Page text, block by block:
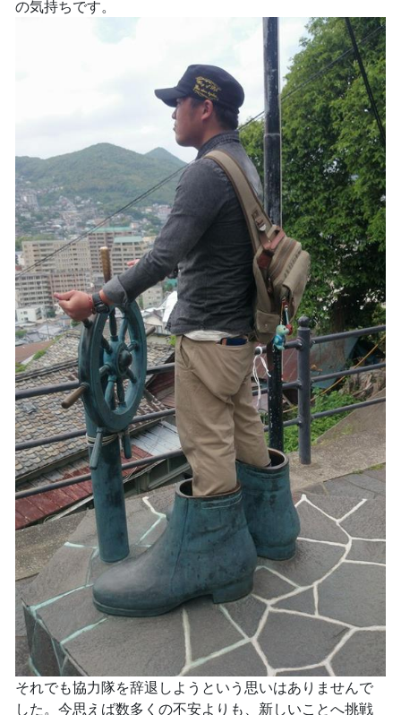
の気持ちです。
それでも協力隊を辞退しようという思いはありませんで
した。今思えば数多くの不安よりも、新しいことへ挑戦